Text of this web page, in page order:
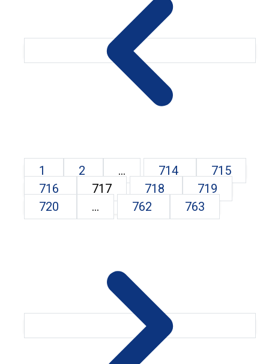
1 2 ... 714
715
716
717 718
719
720
... 762 763